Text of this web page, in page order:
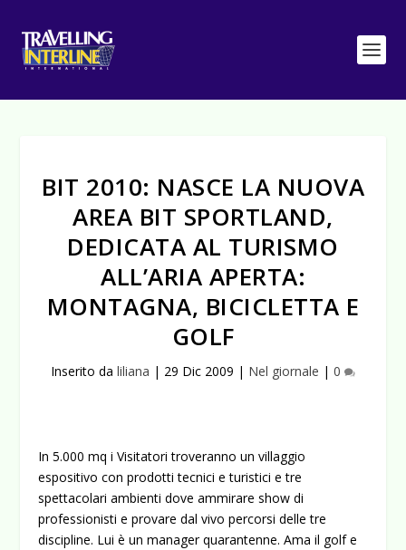
BIT 2010: NASCE LA NUOVA
AREA BIT SPORTLAND,
DEDICATA AL TURISMO
ALL’ARIA APERTA:
MONTAGNA, BICICLETTA E
GOLF
Inserito da liliana | 29 Dic 2009 | Nel giornale | 0
In 5.000 mq i Visitatori troveranno un villaggio
espositivo con prodotti tecnici e turistici e tre
spettacolari ambienti dove ammirare show di
professionisti e provare dal vivo percorsi delle tre
discipline. Lui è un manager quarantenne. Ama il golf e